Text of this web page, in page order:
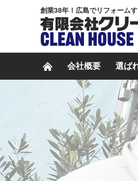
創業38年！広島でリフォーム
会社概要 選ば